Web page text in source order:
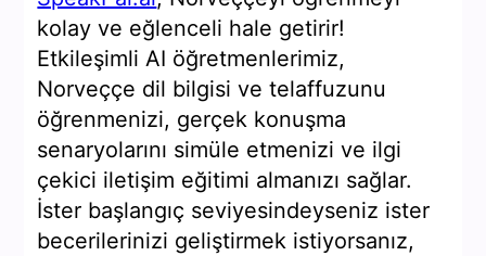
kolay ve eğlenceli hale getirir!
Etkileşimli AI öğretmenlerimiz,
Norveççe dil bilgisi ve telaffuzunu
öğrenmenizi, gerçek konuşma
senaryolarını simüle etmenizi ve ilgi
çekici iletişim eğitimi almanızı sağlar.
İster başlangıç seviyesindeyseniz ister
becerilerinizi geliştirmek istiyorsanız,